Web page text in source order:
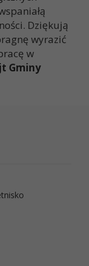
Dziękują
wyrazić
w
Gminy